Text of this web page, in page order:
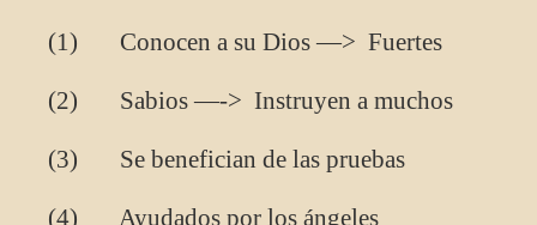
(1) Conocen a su Dios —> Fuertes
(2) Sabios —-> Instruyen a muchos
(3) Se benefician de las pruebas
(4) Ayudados por los ángeles